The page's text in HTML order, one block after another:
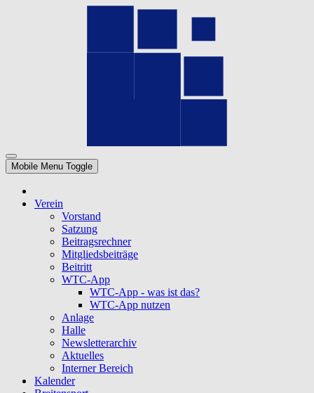
Mobile Menu Toggle
Verein
Vorstand
Satzung
Beitragsrechner
Mitgliedsbeiträge
Beitritt
WTC-App
WTC-App - was ist das?
WTC-App nutzen
Anlage
Halle
Newsletterarchiv
Aktuelles
Interner Bereich
Kalender